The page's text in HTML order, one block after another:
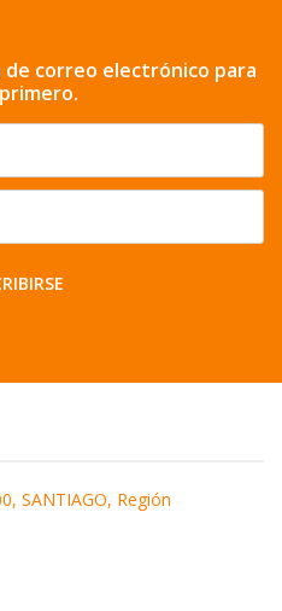
correo electrónico para
SANTIAGO, Región